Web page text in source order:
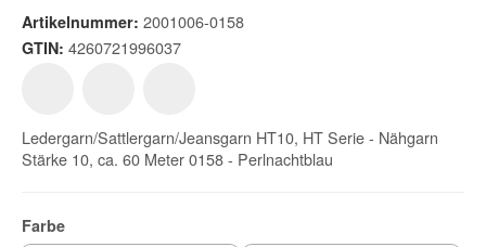
Artikelnummer: 2001006-0158
GTIN: 4260721996037
Ledergarn/Sattlergarn/Jeansgarn HT10, HT Serie - Nähgarn
Stärke 10, ca. 60 Meter 0158 - Perlnachtblau
Farbe